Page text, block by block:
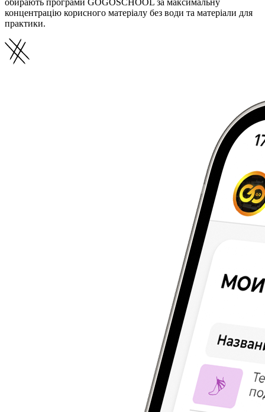
обирають програми GOGOSCHOOL за максимальну
концентрацію корисного матеріалу без води та матеріали для
практики.